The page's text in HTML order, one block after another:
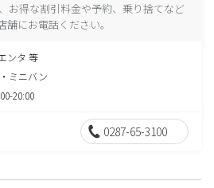
お得な割引料金や予約、乗り捨てなど
にお電話ください。
ンタ 等
ミニバン
20:00
0287-65-3100